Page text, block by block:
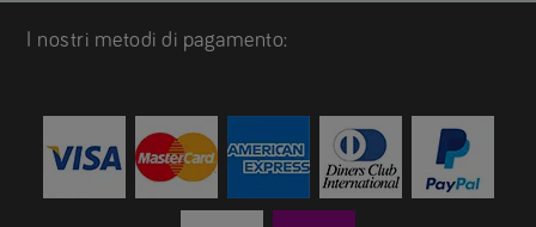
I nostri metodi di pagamento: